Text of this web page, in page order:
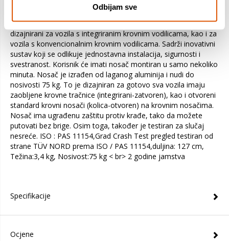
Odbijam sve
Revolucionarni aluminijski krovni nosači poznati G3 su
dizajnirani za vozila s integriranim krovnim vodilicama, kao i za
vozila s konvencionalnim krovnim vodilicama. Sadrži inovativni
sustav koji se odlikuje jednostavna instalacija, sigurnosti i
svestranost. Korisnik će imati nosač montiran u samo nekoliko
minuta. Nosač je izrađen od laganog aluminija i nudi do
nosivosti 75 kg. To je dizajniran za gotovo sva vozila imaju
zaobljene krovne tračnice (integrirani-zatvoren), kao i otvoreni
standard krovni nosači (kolica-otvoren) na krovnim nosačima.
Nosač ima ugrađenu zaštitu protiv krađe, tako da možete
putovati bez brige. Osim toga, također je testiran za slučaj
nesreće. ISO : PAS 11154,Grad Crash Test pregled testiran od
strane TÜV NORD prema ISO / PAS 11154,duljina: 127 cm,
Težina:3,4 kg, Nosivost:75 kg < br> 2 godine jamstva
Specifikacije
Ocjene